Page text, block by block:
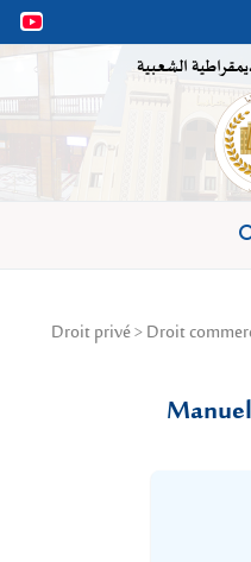
الشعبية
> Droit privé > Droit